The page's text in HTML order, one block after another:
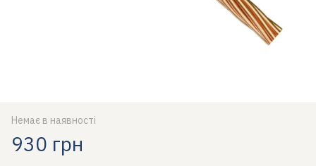
Немає в наявності
930 грн